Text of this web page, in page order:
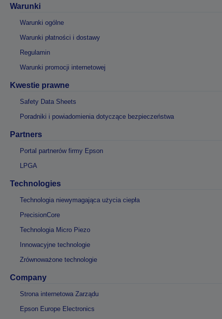
Warunki
Warunki ogólne
Warunki płatności i dostawy
Regulamin
Warunki promocji internetowej
Kwestie prawne
Safety Data Sheets
Poradniki i powiadomienia dotyczące bezpieczeństwa
Partners
Portal partnerów firmy Epson
LPGA
Technologies
Technologia niewymagająca użycia ciepła
PrecisionCore
Technologia Micro Piezo
Innowacyjne technologie
Zrównoważone technologie
Company
Strona internetowa Zarządu
Epson Europe Electronics